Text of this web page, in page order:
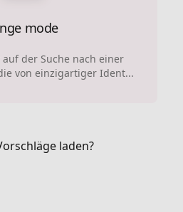
mode
auf der Suche nach einer
von einzigartiger Ident...
laden?